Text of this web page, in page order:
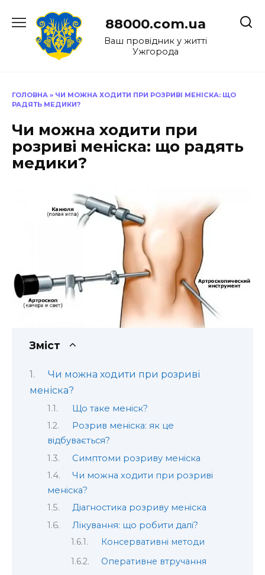
до
88000.com.ua
Ваш провідник у житті
Ужгорода
ГОЛОВНА » ЧИ МОЖНА ХОДИТИ ПРИ РОЗРИВІ МЕНІСКА: ЩО
РАДЯТЬ МЕДИКИ?
Чи можна ходити при
розриві меніска: що радять
медики?
Зміст
Чи можна ходити при розриві
меніска?
Що таке меніск?
Розрив меніска: як це
відбувається?
Симптоми розриву меніска
Чи можна ходити при розриві
меніска?
Діагностика розриву меніска
Лікування: що робити далі?
Консервативні методи
Оперативне втручання